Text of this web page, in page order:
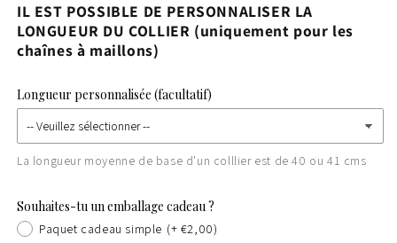
IL EST POSSIBLE DE PERSONNALISER LA
LONGUEUR DU COLLIER (uniquement pour les
chaînes à maillons)
Longueur personnalisée (facultatif)
La longueur moyenne de base d'un colllier est de 40 ou 41 cms
Souhaites-tu un emballage cadeau ?
Paquet cadeau simple (+ €2,00)